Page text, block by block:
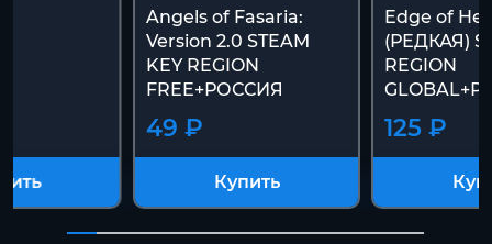
Angels of Fasaria:
Version 2.0 STEAM
KEY REGION
FREE+РОССИЯ
49 ₽
Купить
Edge of
(РЕДКАЯ)
REGION
125 ₽